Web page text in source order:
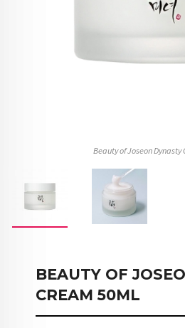
Beauty of Joseon Dynasty
BEAUTY OF
CREAM 50ML